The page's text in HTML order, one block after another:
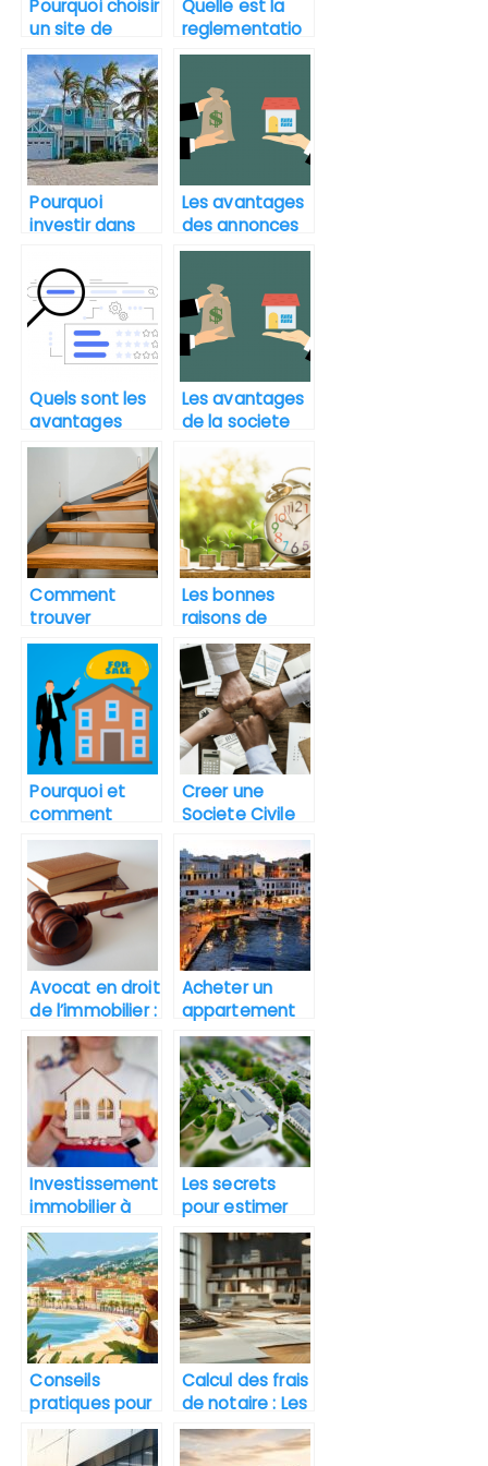
Pourquoi choisir
un site de
vente en ligne
pour l’achat
d’une maison ?
Quelle est la
reglementatio
n pour la vente
agricole ?
Pourquoi
investir dans
Floride ?
Les avantages
des annonces
immobilières
Quels sont les
avantages
d’un moteur de
immobilier ?
Les avantages
de la societe
immobiliere
Comment
trouver
facilement des
bureaux a louer
a Paris ?
Les bonnes
raisons de
choisir La
Rochelle pour
votre
investissement
immobilier
Pourquoi et
comment
estimer le prix
son
appartement ?
Creer une
Societe Civile
comment et
pourquoi ?
Avocat en droit
de l’immobilier :
role et
avantages
Acheter un
appartement
en Espagne :
pourquoi et
comment ?
Investissement
immobilier à
Collioure : est-
ce une bonne
affaire ?
Les secrets
pour estimer
votre bien
immobilier
comme un
professionnel
Conseils
pratiques pour
un achat
d’appartement
Calcul des frais
de notaire : Les
étapes
essentielles